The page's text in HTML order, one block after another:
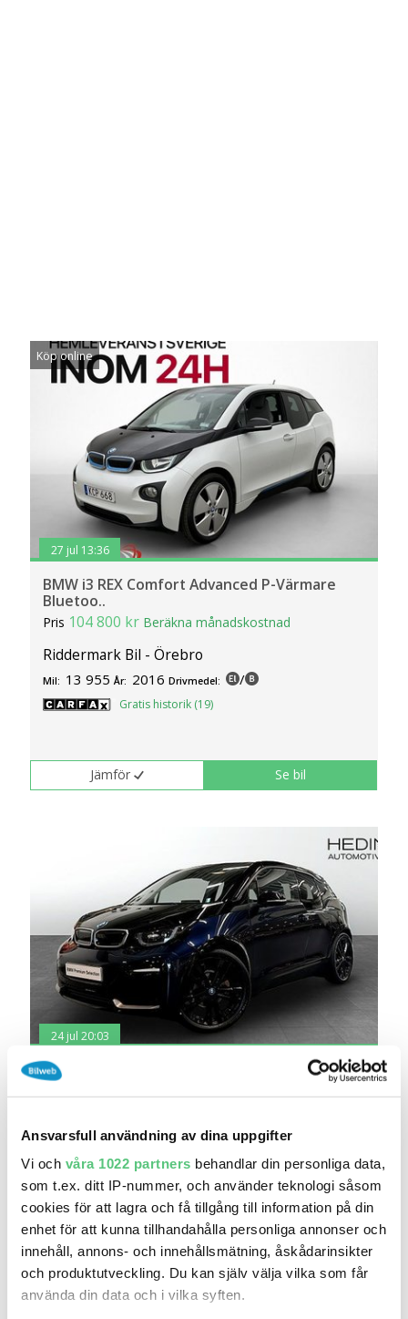
Ansvarsfull användning av dina uppgifter
Vi och våra 1022 partners behandlar din personliga data,
som t.ex. ditt IP-nummer, och använder teknologi såsom
cookies för att lagra och få tillgång till information på din
enhet för att kunna tillhandahålla personliga annonser och
innehåll, annons- och innehållsmätning, åskådarinsikter
och produktutveckling. Du kan själv välja vilka som får
använda din data och i vilka syften.
Köp online
27 jul 13:36
BMW i3 REX Comfort Advanced P-Värmare
Bluetoo..
Pris 104 800 kr Beräkna månadskostnad
Riddermark Bil - Örebro
Mil: 13 955 År: 2016 Drivmedel: /
Gratis historik (19)
Jämför Se bil
24 jul 20:03
BMW i3 120ah Backkamera
Gratis historik (12)
Räkna på försäkring
Se bil